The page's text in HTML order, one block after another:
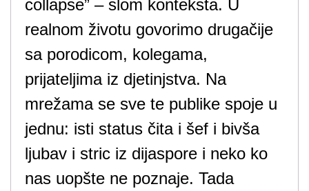
collapse” – slom konteksta. U
realnom životu govorimo drugačije
sa porodicom, kolegama,
prijateljima iz djetinjstva. Na
mrežama se sve te publike spoje u
jednu: isti status čita i šef i bivša
ljubav i stric iz dijaspore i neko ko
nas uopšte ne poznaje. Tada